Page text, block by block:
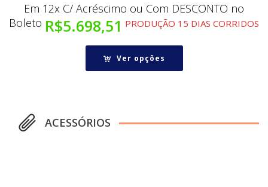
Em 12x C/ Acréscimo ou Com DESCONTO no
Boleto R$5.698,51 PRODUÇÃO 15 DIAS CORRIDOS
Ver opções
ACESSÓRIOS